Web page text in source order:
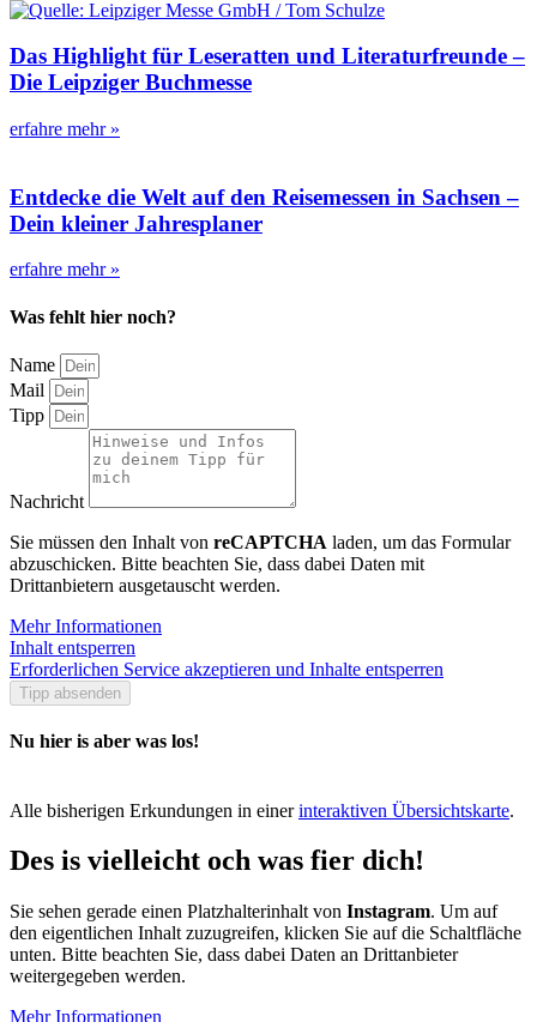
Das Highlight für Leseratten und Literaturfreunde –
Die Leipziger Buchmesse
erfahre mehr »
Entdecke die Welt auf den Reisemessen in Sachsen –
Dein kleiner Jahresplaner
erfahre mehr »
Was fehlt hier noch?
Name
Mail
Tipp
Nachricht
Sie müssen den Inhalt von reCAPTCHA laden, um das Formular
abzuschicken. Bitte beachten Sie, dass dabei Daten mit
Drittanbietern ausgetauscht werden.
Mehr Informationen
Inhalt entsperren
Erforderlichen Service akzeptieren und Inhalte entsperren
Tipp absenden
Nu hier is aber was los!
Alle bisherigen Erkundungen in einerinteraktiven Übersichtskarte.
Des is vielleicht och was fier dich!
Sie sehen gerade einen Platzhalterinhalt von Instagram. Um auf
den eigentlichen Inhalt zuzugreifen, klicken Sie auf die Schaltfläche
unten. Bitte beachten Sie, dass dabei Daten an Drittanbieter
weitergegeben werden.
Mehr Informationen